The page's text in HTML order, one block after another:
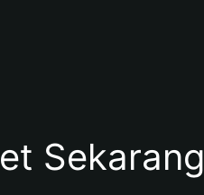
Sekarang